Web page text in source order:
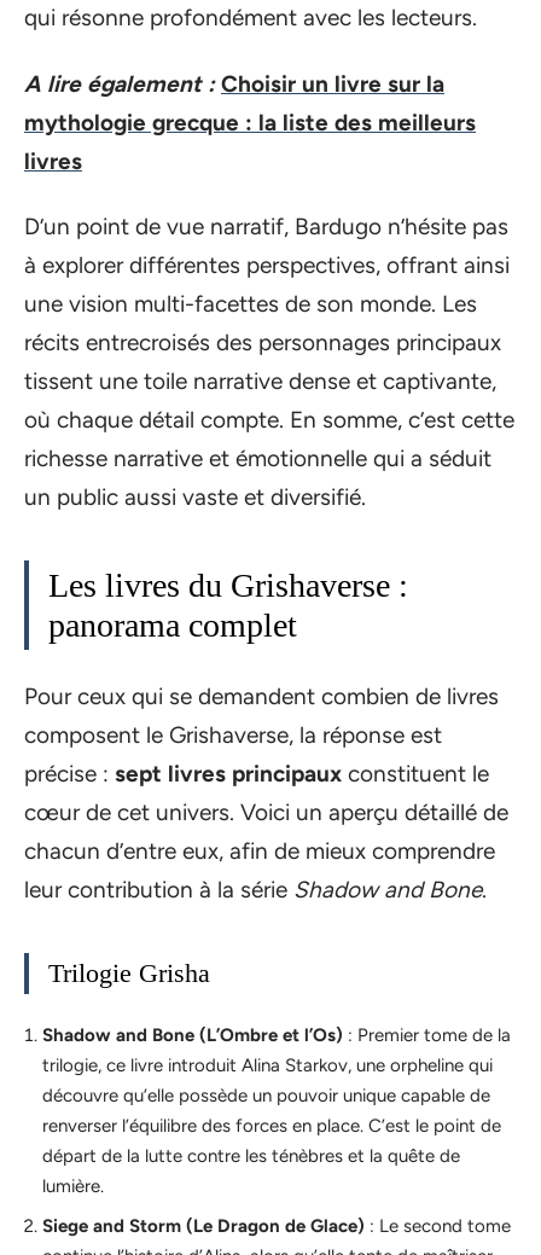
qui résonne profondément avec les lecteurs.
A lire également : Choisir un livre sur la
mythologie grecque : la liste des meilleurs
livres
D’un point de vue narratif, Bardugo n’hésite pas
à explorer différentes perspectives, offrant ainsi
une vision multi-facettes de son monde. Les
récits entrecroisés des personnages principaux
tissent une toile narrative dense et captivante,
où chaque détail compte. En somme, c’est cette
richesse narrative et émotionnelle qui a séduit
un public aussi vaste et diversifié.
Les livres du Grishaverse :
panorama complet
Pour ceux qui se demandent combien de livres
composent le Grishaverse, la réponse est
précise : sept livres principaux constituent le
cœur de cet univers. Voici un aperçu détaillé de
chacun d’entre eux, afin de mieux comprendre
leur contribution à la série Shadow and Bone.
Trilogie Grisha
Shadow and Bone (L’Ombre et l’Os) : Premier tome de la
trilogie, ce livre introduit Alina Starkov, une orpheline qui
découvre qu’elle possède un pouvoir unique capable de
renverser l’équilibre des forces en place. C’est le point de
départ de la lutte contre les ténèbres et la quête de
lumière.
Siege and Storm (Le Dragon de Glace) : Le second tome